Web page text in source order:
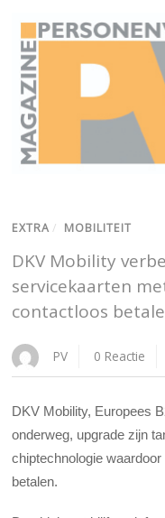
EXTRA / MOBILITEIT
DKV Mobility
servicekaarten
contactloos
PV 0 Reactie
DKV Mobility, Europees
onderweg, upgrade zijn
chiptechnologie
betalen.